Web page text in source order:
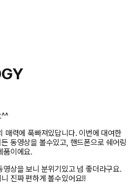
^^
매력에 푹빠져있답니다. 이번에 대여한
동영상을 볼수있고, 핸드폰으로 쉐어링
품이에요.
상을 보니 분위기있고 넘 좋더라구요.
진짜 편하게 볼수있어요!!